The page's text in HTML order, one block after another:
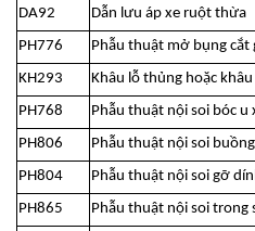
DA92
Dẫn lưu áp xe ruột thừa
PH776
Phẫu thuật mở bụng cắt
KH293
Khâu lỗ thủng hoặc
PH768
Phẫu thuật nội soi bóc u
PH806
Phẫu thuật nội soi
PH804
Phẫu thuật nội soi gỡ
PH865
Phẫu thuật nội soi trong